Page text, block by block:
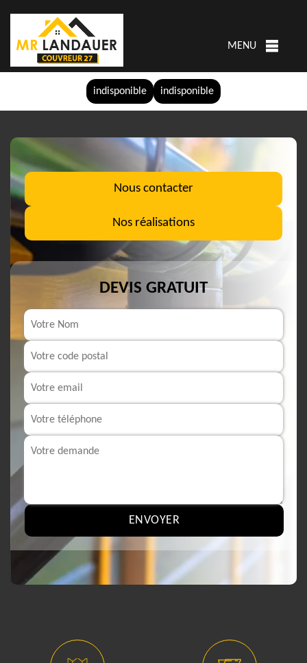
indisponible indisponible
MENU
Nous contacter
Nos réalisations
DEVIS GRATUIT